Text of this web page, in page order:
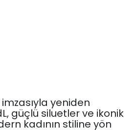
yeniden
güçlü siluetler ve ikonik
kadının stiline yön